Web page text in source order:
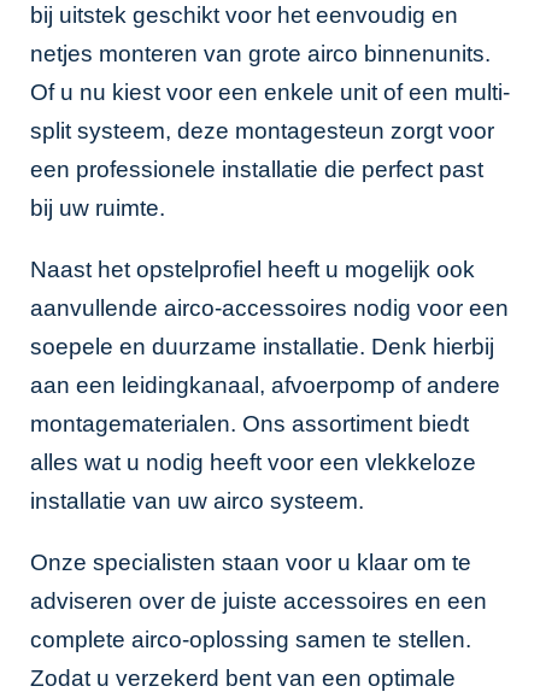
bij uitstek geschikt voor het eenvoudig en
netjes monteren van grote airco binnenunits.
Of u nu kiest voor een enkele unit of een multi-
split systeem, deze montagesteun zorgt voor
een professionele installatie die perfect past
bij uw ruimte.
Naast het opstelprofiel heeft u mogelijk ook
aanvullende airco-accessoires nodig voor een
soepele en duurzame installatie. Denk hierbij
aan een leidingkanaal , afvoerpomp of andere
montagematerialen. Ons assortiment biedt
alles wat u nodig heeft voor een vlekkeloze
installatie van uw airco systeem.
Onze specialisten staan voor u klaar om te
adviseren over de juiste accessoires en een
complete airco-oplossing samen te stellen.
Zodat u verzekerd bent van een optimale